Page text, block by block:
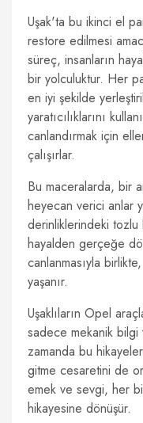
Uşak'ta bu ikinci el
restore edilmesi
süreç, insanların
bir yolculuktur. Her
en iyi şekilde
yaratıcılıklarını
canlandırmak için
çalışırlar.
Bu maceralarda, bir
heyecan verici anlar
derinliklerindeki tozlu
hayalden gerçeğe
canlanmasıyla
yaşanır.
Uşaklıların Opel
sadece mekanik bilgi
zamanda bu
gitme cesaretini de
emek ve sevgi, her
hikayesine dönüşür.